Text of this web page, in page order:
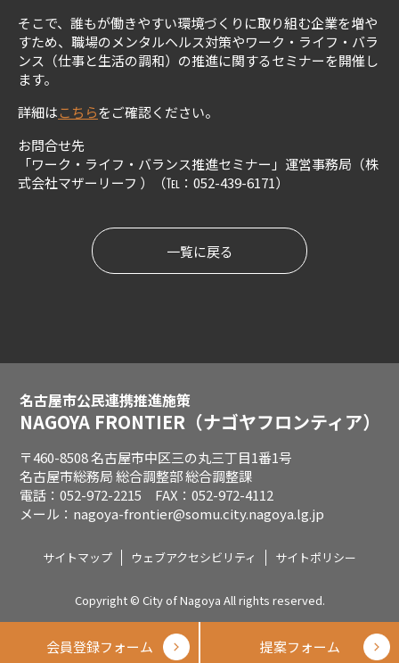
そこで、誰もが働きやすい環境づくりに取り組む企業を増や
すため、職場のメンタルヘルス対策やワーク・ライフ・バラ
ンス（仕事と生活の調和）の推進に関するセミナーを開催し
ます。
詳細はこちらをご確認ください。
お問合せ先
「ワーク・ライフ・バランス推進セミナー」運営事務局（株
式会社マザーリーフ ）（℡：052-439-6171）
一覧に戻る
名古屋市公民連携推進施策
NAGOYA FRONTIER（ナゴヤフロンティア）
〒460-8508 名古屋市中区三の丸三丁目1番1号
名古屋市総務局 総合調整部 総合調整課
電話：052-972-2215 FAX：052-972-4112
メール：nagoya-frontier@somu.city.nagoya.lg.jp
会員登録フォーム 提案フォーム
サイトマップ ウェブアクセシビリティ サイトポリシー
Copyright © City of Nagoya All rights reserved.